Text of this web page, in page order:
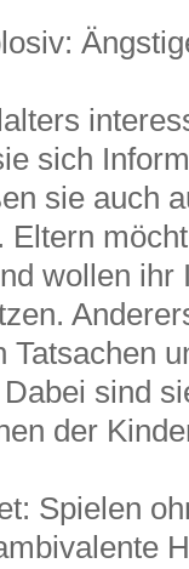
sich
sie auch
Eltern
wollen ihr
sind
der
Spielen